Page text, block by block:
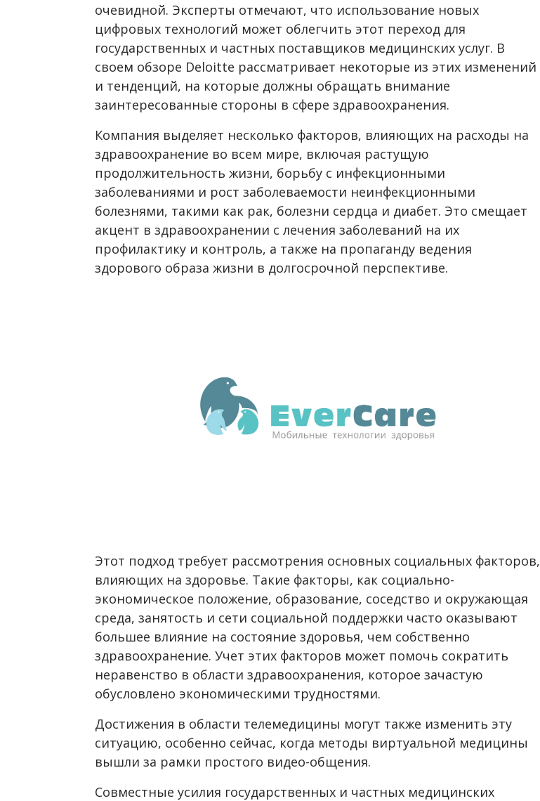
очевидной. Эксперты отмечают, что использование новых
цифровых технологий может облегчить этот переход для
государственных и частных поставщиков медицинских услуг. В
своем обзоре Deloitte рассматривает некоторые из этих изменений
и тенденций, на которые должны обращать внимание
заинтересованные стороны в сфере здравоохранения.
Компания выделяет несколько факторов, влияющих на расходы на
здравоохранение во всем мире, включая растущую
продолжительность жизни, борьбу с инфекционными
заболеваниями и рост заболеваемости неинфекционными
болезнями, такими как рак, болезни сердца и диабет. Это смещает
акцент в здравоохранении с лечения заболеваний на их
профилактику и контроль, а также на пропаганду ведения
здорового образа жизни в долгосрочной перспективе.
Этот подход требует рассмотрения основных социальных факторов,
влияющих на здоровье. Такие факторы, как социально-
экономическое положение, образование, соседство и окружающая
среда, занятость и сети социальной поддержки часто оказывают
большее влияние на состояние здоровья, чем собственно
здравоохранение. Учет этих факторов может помочь сократить
неравенство в области здравоохранения, которое зачастую
обусловлено экономическими трудностями.
Достижения в области телемедицины могут также изменить эту
ситуацию, особенно сейчас, когда методы виртуальной медицины
вышли за рамки простого видео-общения.
Совместные усилия государственных и частных медицинских